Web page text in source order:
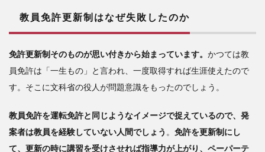
教員免許更新制はなぜ失敗したのか
免許更新制そのものが思い付きから始まっています。 かつては教
員免許は「一生もの」と言われ、一度取得すれば生涯使えたので
す。そこに文科省の役人が問題意識をもったのでしょう。
教員免許を運転免許と同じようなイメージで捉えているので、発
案者は教員を経験していない人間でしょう 。 免許を更新制にし
て、更新の時に講習を受けさせれば指導力が上がり、ペーパーテ